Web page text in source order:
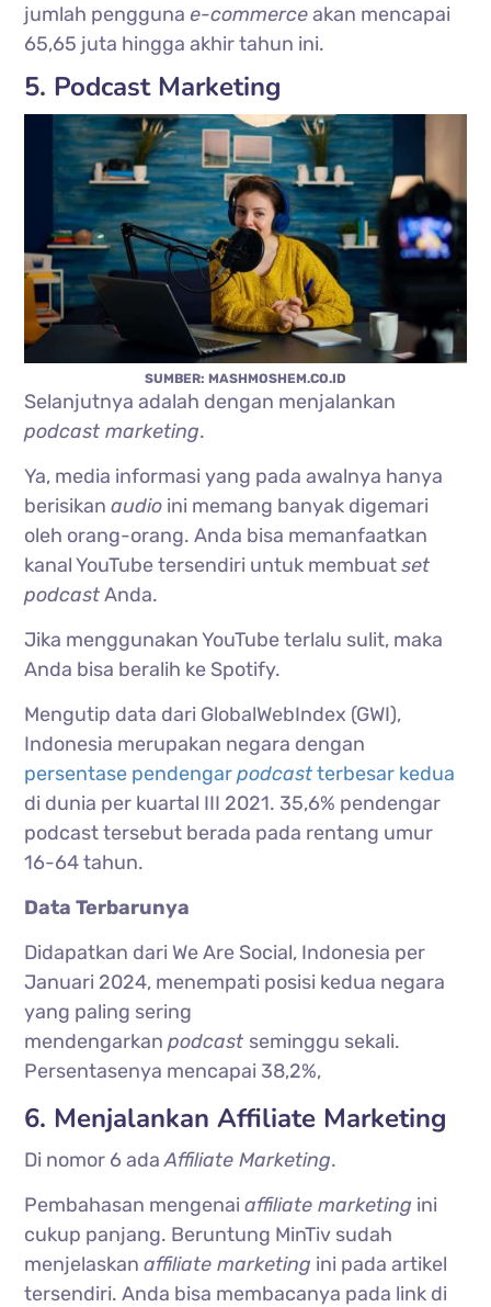
jumlah pengguna e-commerceakan mencapai
65,65 juta hingga akhir tahun ini.
5. Podcast Marketing
SUMBER: MASHMOSHEM.CO.ID
Selanjutnya adalah dengan menjalankan
podcast marketing.
Ya, media informasi yang pada awalnya hanya
berisikanaudio ini memang banyak digemari
oleh orang-orang. Anda bisa memanfaatkan
kanal YouTube tersendiri untuk membuatset
podcastAnda.
Jika menggunakan YouTube terlalu sulit, maka
Anda bisa beralih ke Spotify.
Mengutip data dari GlobalWebIndex (GWI),
Indonesia merupakan negara dengan
persentase pendengarpodcastterbesar kedua
di dunia per kuartal III 2021. 35,6% pendengar
podcast tersebut berada pada rentang umur
16-64 tahun.
Data Terbarunya
Didapatkan dari We Are Social, Indonesia per
Januari 2024, menempati posisi kedua negara
yang paling sering
mendengarkanpodcast seminggu sekali.
Persentasenya mencapai 38,2%,
6. Menjalankan Affiliate Marketing
Di nomor 6 adaAffiliate Marketing.
Pembahasan mengenaiaffiliate marketing ini
cukup panjang. Beruntung MinTiv sudah
menjelaskanaffiliate marketing ini pada artikel
tersendiri. Anda bisa membacanya pada link di